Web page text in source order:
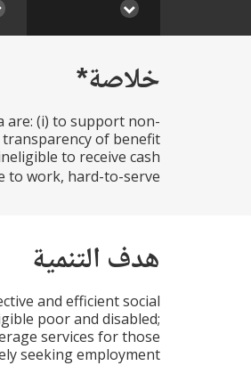
خلاصة*
are: (i) to support non-
of benefit
to receive cash
work, hard-to-serve...
هدف التنمية
and efficient social
poor and disabled;
services for those
seeking employment.